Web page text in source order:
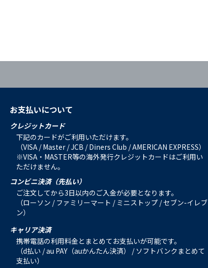
お支払いについて
クレジットカード
下記のカードがご利用いただけます。
（VISA / Master / JCB / Diners Club / AMERICAN EXPRESS）
※VISA・MASTER等の海外発行クレジットカードはご利用い
ただけません。
コンビニ決済（先払い）
ご注文してから3日以内のご入金が必要となります。
（ローソン / ファミリーマート / ミニストップ / セブン-イレブ
ン）
キャリア決済
携帯電話の利用料金とまとめてお支払いが可能です。
（d払い / au PAY（auかんたん決済） / ソフトバンクまとめて
支払い）